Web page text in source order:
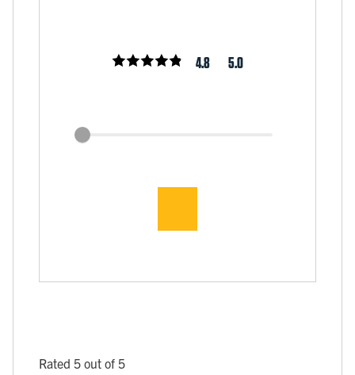
4.8 5.0
Rated 5 out of 5